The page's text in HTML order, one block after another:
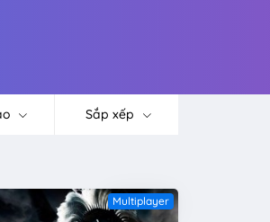
Sắp xếp
Multiplayer